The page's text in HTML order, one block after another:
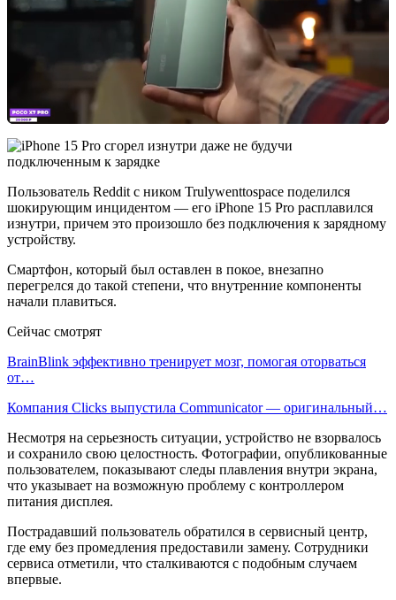
Пользователь Reddit с ником Trulywenttospace поделился
шокирующим инцидентом — его iPhone 15 Pro расплавился
изнутри, причем это произошло без подключения к зарядному
устройству.
Смартфон, который был оставлен в покое, внезапно
перегрелся до такой степени, что внутренние компоненты
начали плавиться.
Сейчас смотрят
BrainBlink эффективно тренирует мозг, помогая оторваться
от…
Компания Clicks выпустила Communicator — оригинальный…
Несмотря на серьезность ситуации, устройство не взорвалось
и сохранило свою целостность. Фотографии, опубликованные
пользователем, показывают следы плавления внутри экрана,
что указывает на возможную проблему с контроллером
питания дисплея.
Пострадавший пользователь обратился в сервисный центр,
где ему без промедления предоставили замену. Сотрудники
сервиса отметили, что сталкиваются с подобным случаем
впервые.